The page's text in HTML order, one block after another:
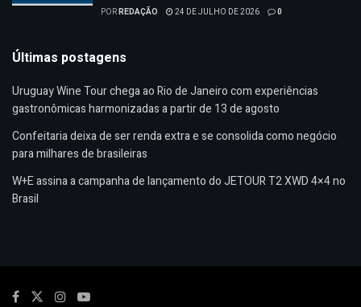
PORREDAÇÃO 24 DE JULHO DE 2026 0
Últimas postagens
Uruguay Wine Tour chega ao Rio de Janeiro com experiências
gastronômicas harmonizadas a partir de 13 de agosto
Confeitaria deixa de ser renda extra e se consolida como negócio
para milhares de brasileiras
W+E assina a campanha de lançamento do JETOUR T2 XWD 4×4 no
Brasil